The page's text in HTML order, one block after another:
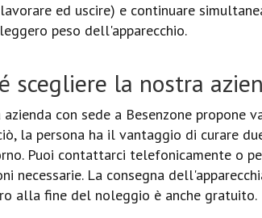
ed uscire) e continuare
peso dell'apparecchio.
scegliere la nostra
azienda con sede a Besenzone propone
la persona ha il vantaggio di curare
Puoi contattarci telefonicamente o
necessarie. La consegna
alla fine del noleggio è anche gratuito.